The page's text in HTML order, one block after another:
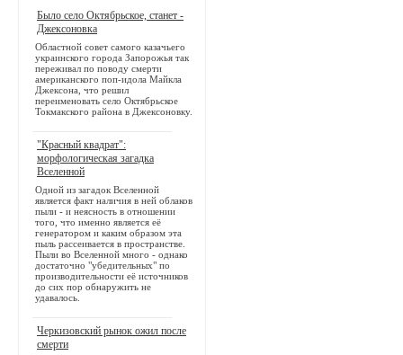
Было село Октябрьское, станет -
Джексоновка
Областной совет самого казачьего
украинского города Запорожья так
переживал по поводу смерти
американского поп-идола Майкла
Джексона, что решил
переименовать село Октябрьское
Токмакского района в Джексоновку.
"Красный квадрат":
морфологическая загадка
Вселенной
Одной из загадок Вселенной
является факт наличия в ней облаков
пыли - и неясность в отношении
того, что именно является её
генератором и каким образом эта
пыль рассеивается в пространстве.
Пыли во Вселенной много - однако
достаточно "убедительных" по
производительности её источников
до сих пор обнаружить не
удавалось.
Черкизовский рынок ожил после
смерти